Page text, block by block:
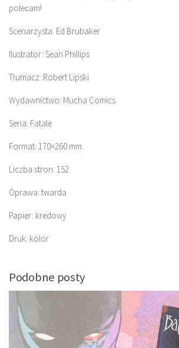
polecam!
Scenarzysta: Ed Brubaker
Ilustrator: Sean Phillips
Tłumacz: Robert Lipski
Wydawnictwo: Mucha Comics
Seria: Fatale
Format: 170×260 mm
Liczba stron: 152
Oprawa: twarda
Papier: kredowy
Druk: kolor
Podobne posty